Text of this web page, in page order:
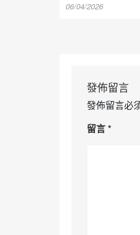
06/04/2026
發佈留言
發佈留言必
留言*